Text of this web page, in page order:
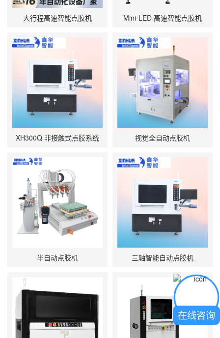
大行程高速智能点胶机 Mini‑LED 高速智能点胶机
XH300Q 非接触式点胶系统 视觉全自动点胶机
半自动点胶机 三轴智能自动点胶机
在线咨询